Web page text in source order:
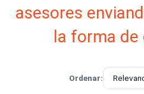
asesores
la forma
Ordenar: